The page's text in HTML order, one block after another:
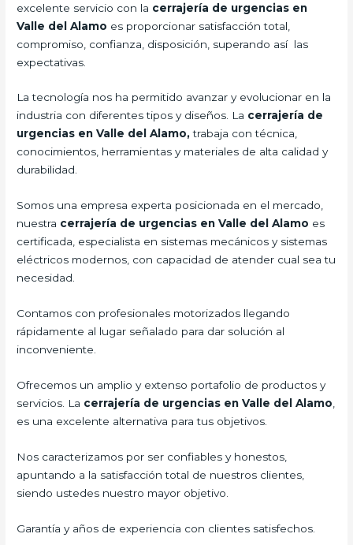
excelente servicio con la cerrajería de urgencias en
Valle del Alamo es proporcionar satisfacción total,
compromiso, confianza, disposición, superando así las
expectativas.
La tecnología nos ha permitido avanzar y evolucionar en la
industria con diferentes tipos y diseños. La cerrajería de
urgencias en Valle del Alamo,trabaja con técnica,
conocimientos, herramientas y materiales de alta calidad y
durabilidad.
Somos una empresa experta posicionada en el mercado,
nuestra cerrajería de urgencias en Valle del Alamo es
certificada, especialista en sistemas mecánicos y sistemas
eléctricos modernos, con capacidad de atender cual sea tu
necesidad.
Contamos con profesionales motorizados llegando
rápidamente al lugar señalado para dar solución al
inconveniente.
Ofrecemos un amplio y extenso portafolio de productos y
servicios. La cerrajería de urgencias en Valle del Alamo
es una excelente alternativa para tus objetivos.
Nos caracterizamos por ser confiables y honestos,
apuntando a la satisfacción total de nuestros clientes,
siendo ustedes nuestro mayor objetivo.
Garantía y años de experiencia con clientes satisfechos.